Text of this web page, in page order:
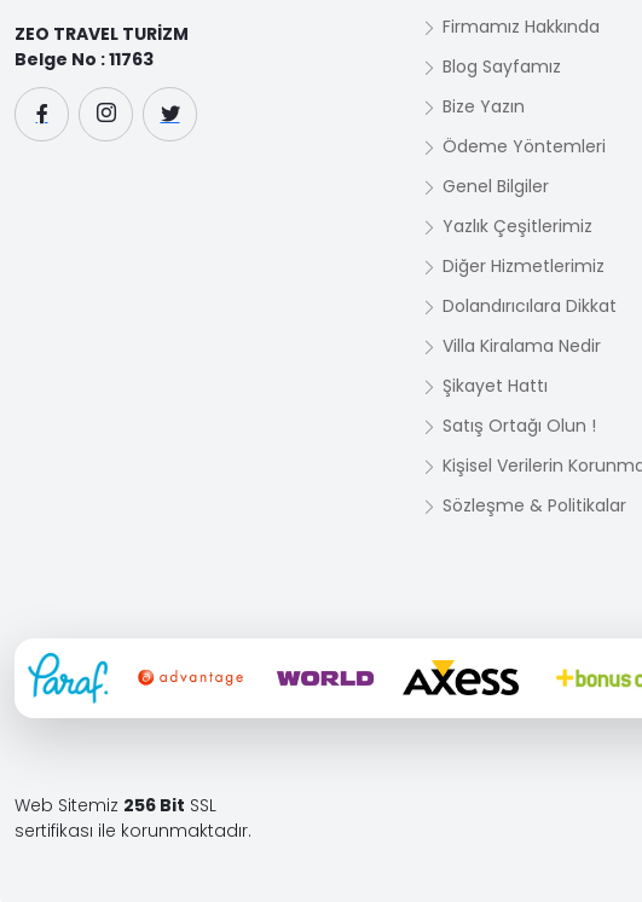
ZEO TRAVEL TURİZM
Belge No : 11763
Firmamız Hakkında
Blog Sayfamız
Bize Yazın
Ödeme Yöntemleri
Genel Bilgiler
Yazlık Çeşitlerimiz
Diğer Hizmetlerimiz
Dolandırıcılara Dikkat
Villa Kiralama Nedir
Şikayet Hattı
Satış Ortağı Olun !
Kişisel Verilerin
Sözleşme & Politikalar
Web Sitemiz 256 Bit SSL
sertifikası ile korunmaktadır.